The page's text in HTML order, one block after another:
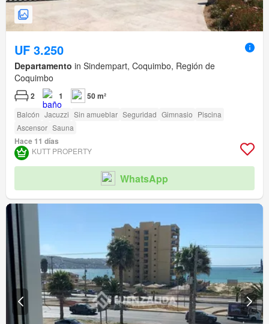
UF 3.250
Departamento in Sindempart, Coquimbo, Región de
Coquimbo
2 1 50 m²
Balcón Jacuzzi Sin amueblar Seguridad Gimnasio Piscina
Ascensor Sauna
Hace 11 días
KUTT PROPERTY
WhatsApp